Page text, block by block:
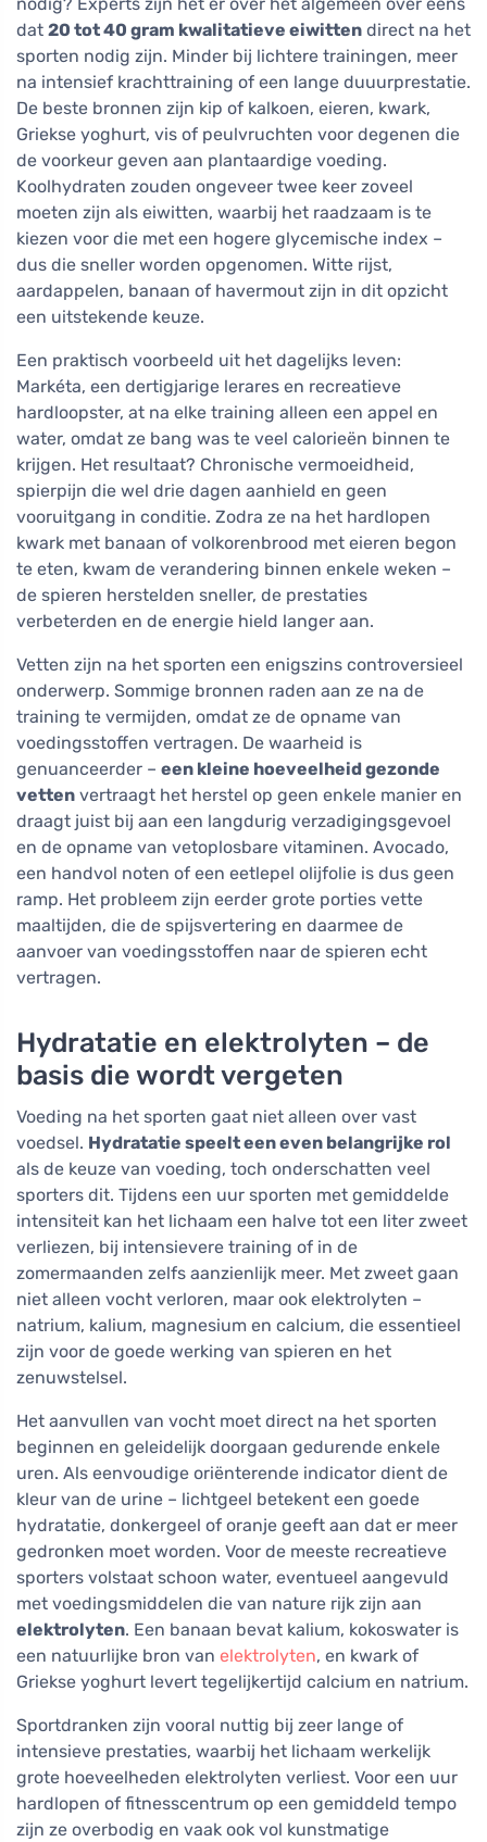
nodig? Experts zijn het er over het algemeen over eens
dat 20 tot 40 gram kwalitatieve eiwitten direct na het
sporten nodig zijn. Minder bij lichtere trainingen, meer
na intensief krachttraining of een lange duuurprestatie.
De beste bronnen zijn kip of kalkoen, eieren, kwark,
Griekse yoghurt, vis of peulvruchten voor degenen die
de voorkeur geven aan plantaardige voeding.
Koolhydraten zouden ongeveer twee keer zoveel
moeten zijn als eiwitten, waarbij het raadzaam is te
kiezen voor die met een hogere glycemische index –
dus die sneller worden opgenomen. Witte rijst,
aardappelen, banaan of havermout zijn in dit opzicht
een uitstekende keuze.
Een praktisch voorbeeld uit het dagelijks leven:
Markéta, een dertigjarige lerares en recreatieve
hardloopster, at na elke training alleen een appel en
water, omdat ze bang was te veel calorieën binnen te
krijgen. Het resultaat? Chronische vermoeidheid,
spierpijn die wel drie dagen aanhield en geen
vooruitgang in conditie. Zodra ze na het hardlopen
kwark met banaan of volkorenbrood met eieren begon
te eten, kwam de verandering binnen enkele weken –
de spieren herstelden sneller, de prestaties
verbeterden en de energie hield langer aan.
Vetten zijn na het sporten een enigszins controversieel
onderwerp. Sommige bronnen raden aan ze na de
training te vermijden, omdat ze de opname van
voedingsstoffen vertragen. De waarheid is
genuanceerder – een kleine hoeveelheid gezonde
vetten vertraagt het herstel op geen enkele manier en
draagt juist bij aan een langdurig verzadigingsgevoel
en de opname van vetoplosbare vitaminen. Avocado,
een handvol noten of een eetlepel olijfolie is dus geen
ramp. Het probleem zijn eerder grote porties vette
maaltijden, die de spijsvertering en daarmee de
aanvoer van voedingsstoffen naar de spieren echt
vertragen.
Hydratatie en elektrolyten – de
basis die wordt vergeten
Voeding na het sporten gaat niet alleen over vast
voedsel. Hydratatie speelt een even belangrijke rol
als de keuze van voeding, toch onderschatten veel
sporters dit. Tijdens een uur sporten met gemiddelde
intensiteit kan het lichaam een halve tot een liter zweet
verliezen, bij intensievere training of in de
zomermaanden zelfs aanzienlijk meer. Met zweet gaan
niet alleen vocht verloren, maar ook elektrolyten –
natrium, kalium, magnesium en calcium, die essentieel
zijn voor de goede werking van spieren en het
zenuwstelsel.
Het aanvullen van vocht moet direct na het sporten
beginnen en geleidelijk doorgaan gedurende enkele
uren. Als eenvoudige oriënterende indicator dient de
kleur van de urine – lichtgeel betekent een goede
hydratatie, donkergeel of oranje geeft aan dat er meer
gedronken moet worden. Voor de meeste recreatieve
sporters volstaat schoon water, eventueel aangevuld
met voedingsmiddelen die van nature rijk zijn aan
elektrolyten. Een banaan bevat kalium, kokoswater is
een natuurlijke bron van elektrolyten, en kwark of
Griekse yoghurt levert tegelijkertijd calcium en natrium.
Sportdranken zijn vooral nuttig bij zeer lange of
intensieve prestaties, waarbij het lichaam werkelijk
grote hoeveelheden elektrolyten verliest. Voor een uur
hardlopen of fitnesscentrum op een gemiddeld tempo
zijn ze overbodig en vaak ook vol kunstmatige